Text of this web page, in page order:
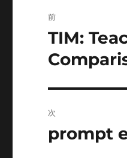
稿
ナ
ゲ
ー
前
前
の
投
稿:
TIM:
次
次
prompt